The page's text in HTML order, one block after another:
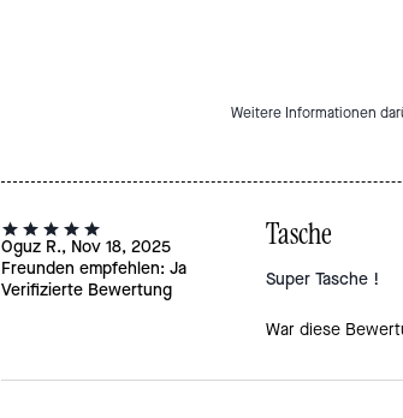
Weitere Informationen
Oguz R., Nov 18, 2025
Freunden empfehlen: Ja
Verifizierte Bewertung
Tasche
Super Tasche !
War diese